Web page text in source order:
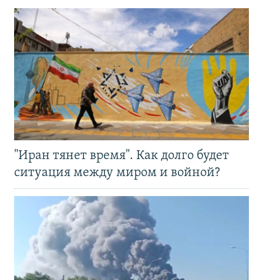
"Иран тянет время". Как долго будет
ситуация между миром и войной?